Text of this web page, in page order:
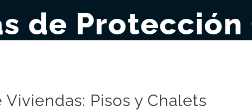
de
Pisos y Chalets